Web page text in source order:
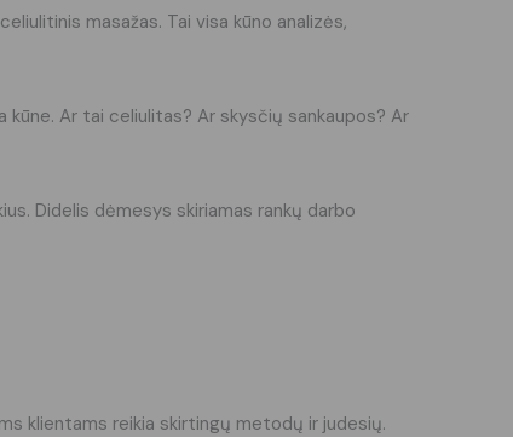
masažas. Tai visa kūno analizės,
Ar tai celiulitas? Ar skysčių sankaupos? Ar
Didelis dėmesys skiriamas rankų darbo
klientams reikia skirtingų metodų ir judesių.